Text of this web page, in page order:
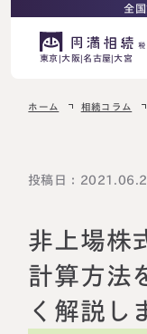
全
東京 大阪 名古屋 大宮
相続ロードマップ
ご相談の流れ
選ばれる理由
相続税申告に
ホーム 相続コラム
投稿日：
非上場株
計算方法
く解説し